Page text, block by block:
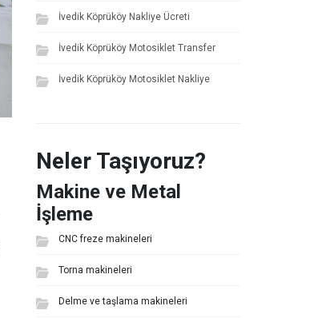
İvedik Köprüköy Nakliye Ücreti
İvedik Köprüköy Motosiklet Transfer
İvedik Köprüköy Motosiklet Nakliye
Neler Taşıyoruz?
Makine ve Metal
İşleme
CNC freze makineleri
Torna makineleri
Delme ve taşlama makineleri